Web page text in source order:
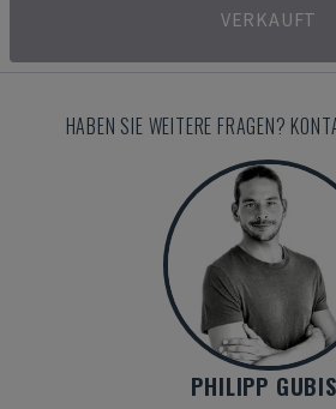
VERKAUFT
HABEN SIE WEITERE FRAGEN?
PHILIPP